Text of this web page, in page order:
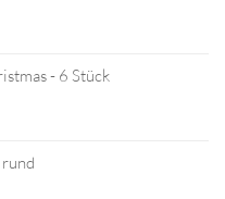
2.60.- 6 Stück
4.45.